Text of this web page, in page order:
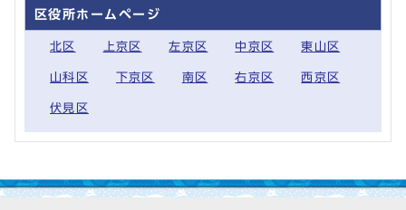
区役所ホームページ
北区 上京区 左京区 中京区 東山区
山科区 下京区 南区 右京区 西京区
伏見区